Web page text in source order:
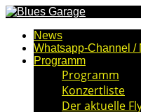
News
Whatsapp-Channel /
Programm
Programm
Konzertliste
Der aktuelle